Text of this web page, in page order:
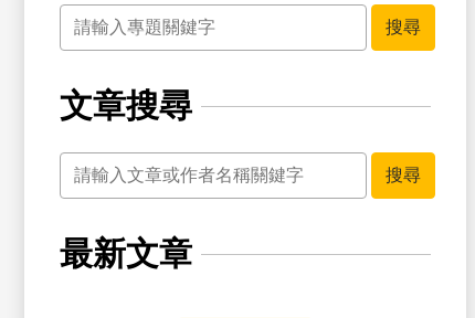
關鍵字
搜尋
文章搜尋
關鍵字
搜尋
最新文章